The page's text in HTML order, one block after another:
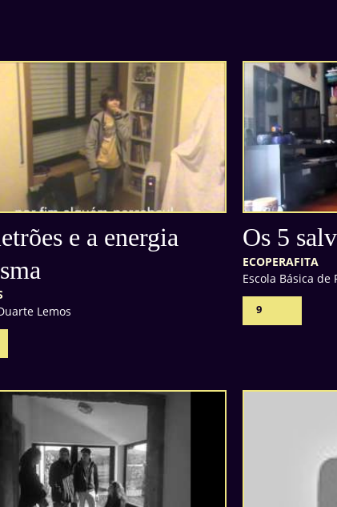
e a energia
Lemos
Os 5
ECOPERAFITA
Escola Básica
9